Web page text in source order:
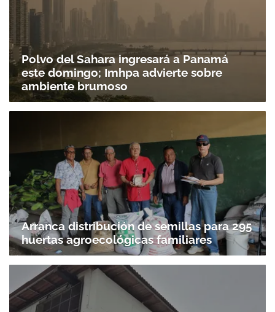
Polvo del Sahara ingresará a Panamá
este domingo; Imhpa advierte sobre
ambiente brumoso
Arranca distribución de semillas para 295
huertas agroecológicas familiares